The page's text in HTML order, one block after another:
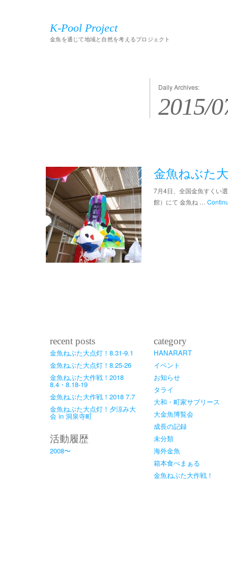
K-Pool Project
金魚を通じて地域と自然を考えるプロジェクト
Daily Archives:
2015/
金魚ねぶた
7月4日、全国金魚すくい
館）にて 金魚ね …
recent posts
金魚ねぶた大点灯！8.31-9.1
金魚ねぶた大点灯！8.25-26
金魚ねぶた大作戦！2018
8.4・8.18-19
金魚ねぶた大作戦！2018 7.7
金魚ねぶた大点灯！夕涼み大
会 in 洞泉寺町
活動履歴
2008〜
category
HANARART
イベント
お知らせ
タライ
大和・町家サブリース
大金魚博覧会
成長の記録
未分類
海外金魚
箱本食べまぁる
金魚ねぶた大作戦！